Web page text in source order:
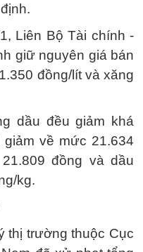
Liên Bộ Tài chính -
giữ nguyên giá bán
đồng/lít và xăng
dầu đều giảm khá
về mức 21.634
đồng và dầu
kg.
thị trường thuộc Cục